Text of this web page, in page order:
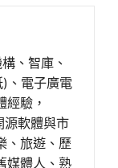
、智庫、
、電子廣電
驗，
源軟體與市
、旅遊、歷
媒體人、熟